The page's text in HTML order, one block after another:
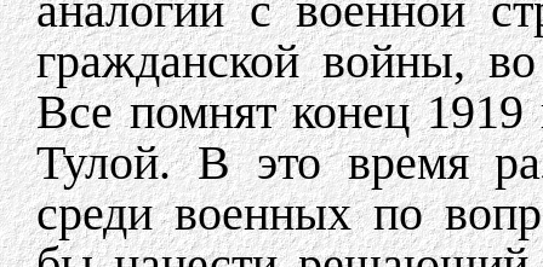
гражданской войны,
Все помнят конец 1919
Тулой. В это время
среди военных по